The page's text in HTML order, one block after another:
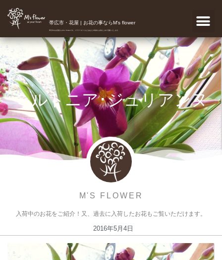
帯広市・花屋 | お花の事ならM's flower
帯広市のお花屋さんM's flowerです。フラワーギフトなどあなたの気持ちを真心こめて宅配いたします。
ミルトニア･ジュリアンヌ
M'S FLOWER
入荷中のお花をご紹介！又、過去に入荷したお花もご覧いただけます。
2016年5月4日